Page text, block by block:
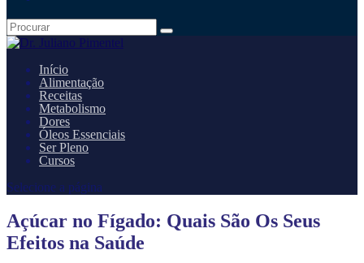
Início
Alimentação
Receitas
Metabolismo
Dores
Óleos Essenciais
Ser Pleno
Cursos
Selecione a página
Açúcar no Fígado: Quais São Os Seus
Efeitos na Saúde